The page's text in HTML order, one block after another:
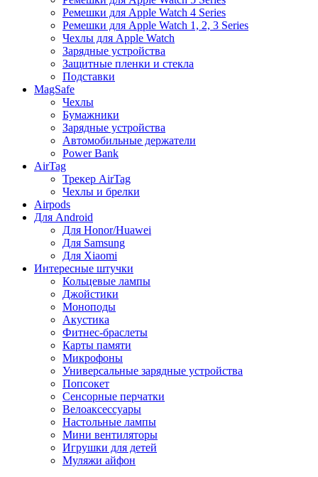
Ремешки для Apple Watch 4 Series
Ремешки для Apple Watch 1, 2, 3 Series
Чехлы для Apple Watch
Зарядные устройства
Защитные пленки и стекла
Подставки
MagSafe
Чехлы
Бумажники
Зарядные устройства
Автомобильные держатели
Power Bank
AirTag
Трекер AirTag
Чехлы и брелки
Airpods
Для Android
Для Honor/Huawei
Для Samsung
Для Xiaomi
Интересные штучки
Кольцевые лампы
Джойстики
Моноподы
Акустика
Фитнес-браслеты
Карты памяти
Микрофоны
Универсальные зарядные устройства
Попсокет
Сенсорные перчатки
Велоаксессуары
Настольные лампы
Мини вентиляторы
Игрушки для детей
Муляжи айфон